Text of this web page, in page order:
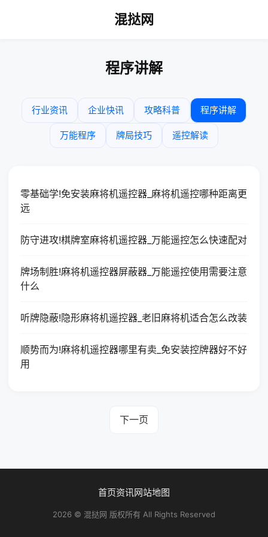
混挞网
程序讲解
行业资讯 企业快讯 攻略科普 程序讲解
万能程序 牌局技巧 遥控解读
零基础学!免安装麻将机遥控器_麻将机遥控哪种距离更
远
防守进攻!棋牌室麻将机遥控器_万能遥控怎么快速配对
牌场制胜!麻将机遥控器屏蔽器_万能遥控使用需要注意
什么
听牌隐蔽!隐形麻将机遥控器_老旧麻将机适合怎么改装
顺势而为!麻将机遥控器哪里有卖_免安装控牌器好不好
用
下一页
首页资讯网站地图
2026 © 混挞网 版权所有 All Rights Reserved